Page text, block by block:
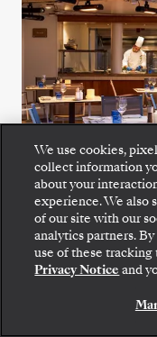
The Grill
parrilla y
We use cookies,
collect information
about your
experience. We also
of our site with our
analytics partners.
use of these
Privacy Notice and